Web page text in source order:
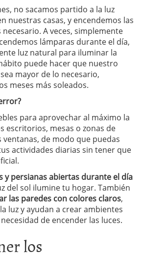
no sacamos partido a la luz
nuestras casas, y encendemos las
A veces, simplemente
lámparas durante el día,
luz natural para iluminar la
puede hacer que nuestro
mayor de lo necesario,
meses más soleados.
para aprovechar al máximo la
escritorios, mesas o zonas de
ventanas, de modo que puedas
actividades diarias sin tener que
y persianas abiertas durante el día
del sol ilumine tu hogar. También
las paredes con colores claros,
luz y ayudan a crear ambientes
de encender las luces.
los